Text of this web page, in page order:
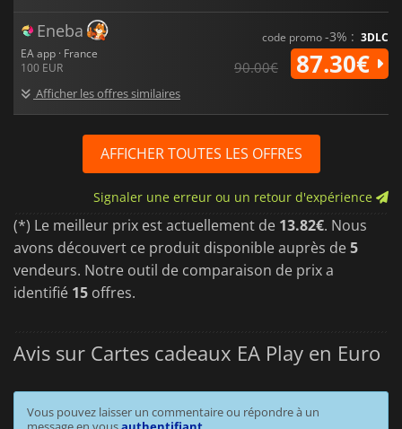
Eneba
EA app · France
100 EUR
Afficher les offres similaires
code promo-3% : 3DLC
90.00€ 87.30€
AFFICHER TOUTES LES OFFRES
Signaler une erreur ou un retour d'expérience
(*) Le meilleur prix est actuellement de 13.82€. Nous
avons découvert ce produit disponible auprès de5
vendeurs. Notre outil de comparaison de prix a
identifié 15 offres.
Avis sur Cartes cadeaux EA Play en Euro
Vous pouvez laisser un commentaire ou répondre à un